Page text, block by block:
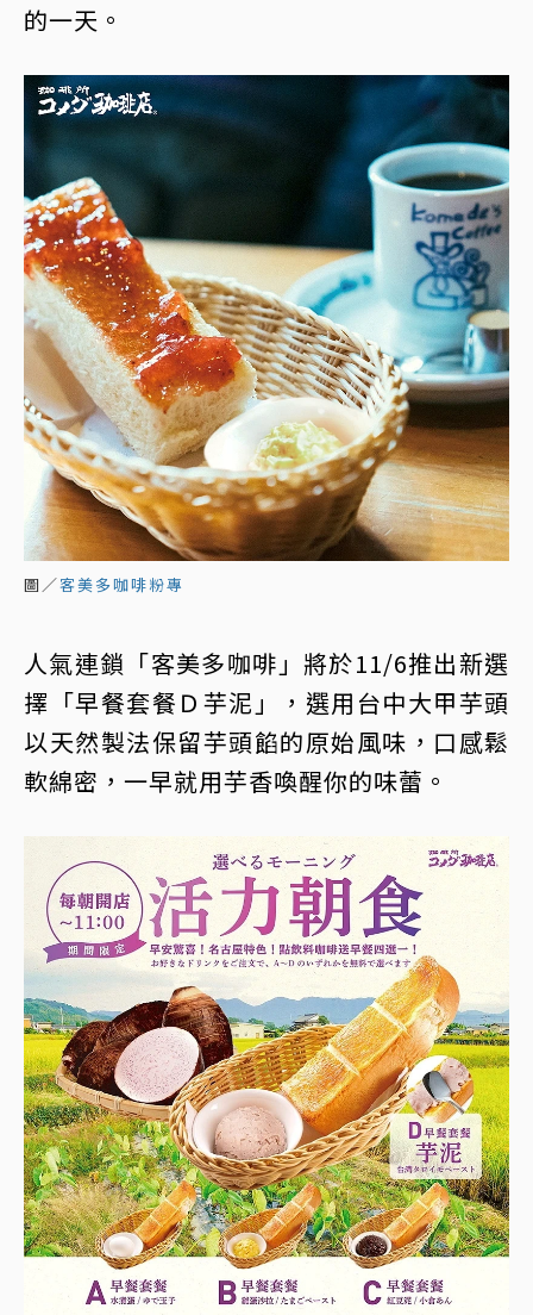
的一天。
圖／客美多咖啡粉專
人氣連鎖「客美多咖啡」將於11/6推出新選
擇「早餐套餐Ｄ芋泥」，選用台中大甲芋頭
以天然製法保留芋頭餡的原始風味，口感鬆
軟綿密，一早就用芋香喚醒你的味蕾。